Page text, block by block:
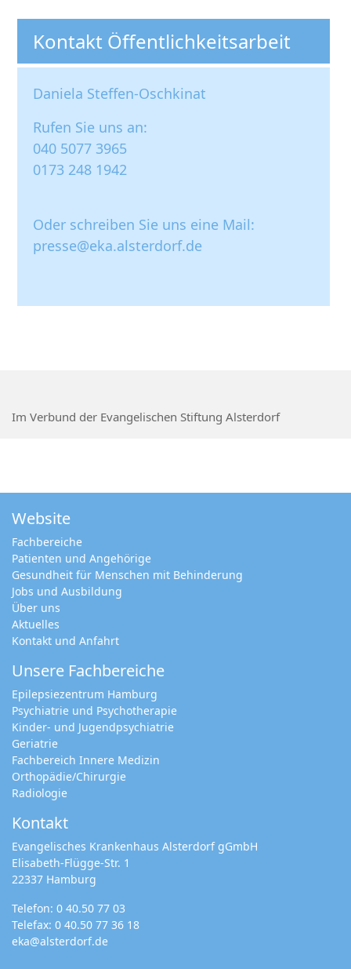
Kontakt Öffentlichkeitsarbeit
Daniela Steffen-Oschkinat
Rufen Sie uns an:
040 5077 3965
0173 248 1942
Oder schreiben Sie uns eine Mail:
presse@eka.alsterdorf.de
Im Verbund der Evangelischen Stiftung Alsterdorf
Website
Fachbereiche
Patienten und Angehörige
Gesundheit für Menschen mit Behinderung
Jobs und Ausbildung
Über uns
Aktuelles
Kontakt und Anfahrt
Unsere Fachbereiche
Epilepsiezentrum Hamburg
Psychiatrie und Psychotherapie
Kinder- und Jugendpsychiatrie
Geriatrie
Fachbereich Innere Medizin
Orthopädie/Chirurgie
Radiologie
Kontakt
Evangelisches Krankenhaus Alsterdorf gGmbH
Elisabeth-Flügge-Str. 1
22337 Hamburg
Telefon: 0 40.50 77 03
Telefax: 0 40.50 77 36 18
eka@alsterdorf.de